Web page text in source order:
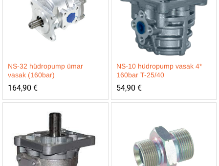
NS-32 hüdropump ümar
vasak (160bar)
164,90 €
NS-10 hüdropump vasak 4*
160bar T-25/40
54,90 €